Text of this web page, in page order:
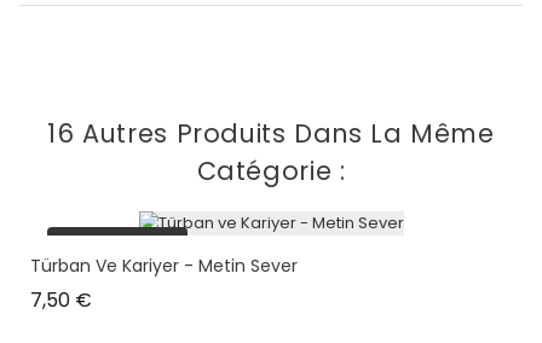
16 Autres Produits Dans La Même
Catégorie :
plus en stock
Türban Ve Kariyer - Metin Sever
7,50 €